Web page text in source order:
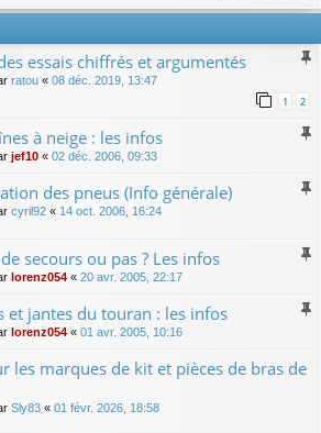
essais chiffrés et argumentés
ratou « 08 déc. 2019, 13:47
1 2
à neige : les infos
jef10 « 02 déc. 2006, 09:33
des pneus (Info générale)
cyril92 « 14 oct. 2006, 16:24
secours ou pas ? Les infos
lorenz054 « 20 avr. 2005, 22:17
et jantes du touran : les infos
lorenz054 « 01 avr. 2005, 10:16
les marques de kit et pièces de bras de
Sly83 « 01 févr. 2026, 18:58